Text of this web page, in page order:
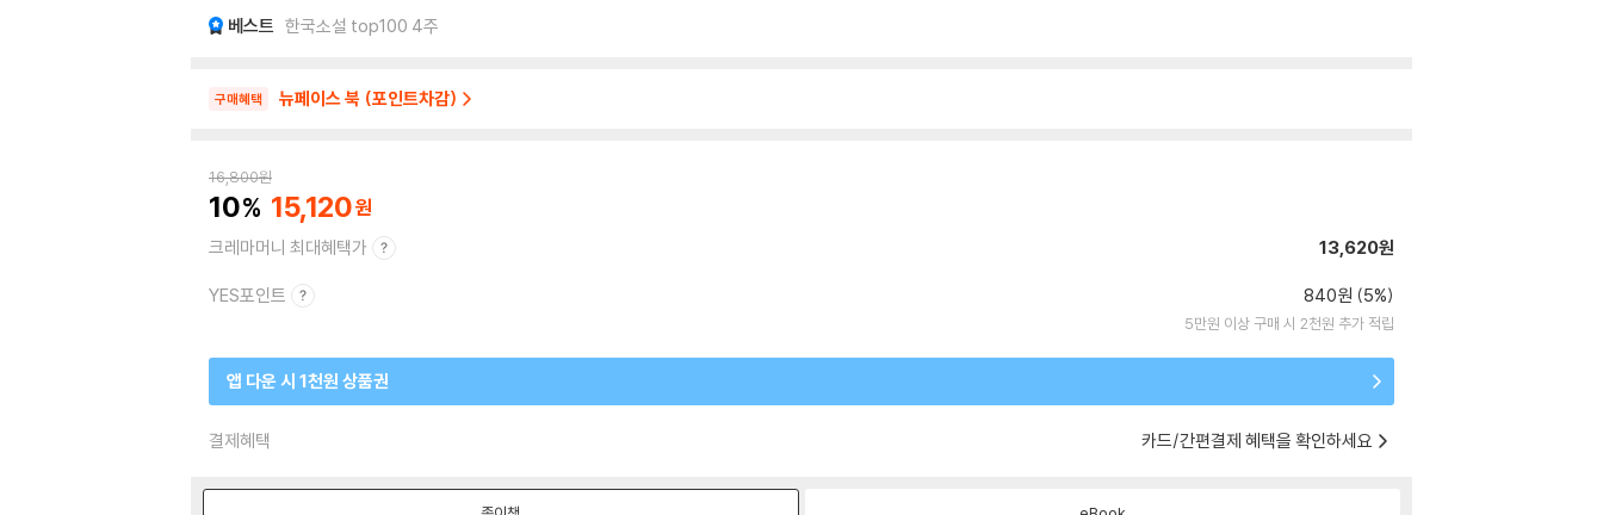
베스트 한국소설 top100 4주
구매혜택 뉴페이스 북 (포인트차감)
16,800원
10 15,120
크레마머니 최대혜택가 13,620원
YES포인트 840원 (5%)
5만원 이상 구매 시 2천원 추가 적립
앱 다운 시 1천원 상품권
결제혜택 카드/간편결제 혜택을 확인하세요